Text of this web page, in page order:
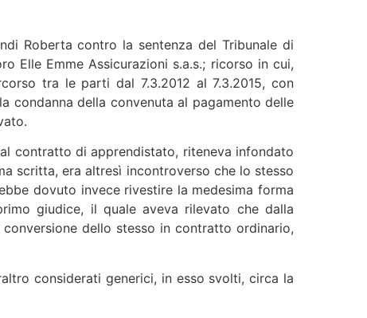
Roberta contro la sentenza del Tribunale di
Elle Emme Assicurazioni s.a.s.; ricorso in cui,
tra le parti dal 7.3.2012 al 7.3.2015, con
condanna della convenuta al pagamento delle
contratto di apprendistato, riteneva infondato
scritta, era altresì incontroverso che lo stesso
dovuto invece rivestire la medesima forma
giudice, il quale aveva rilevato che dalla
dello stesso in contratto ordinario,
considerati generici, in esso svolti, circa la